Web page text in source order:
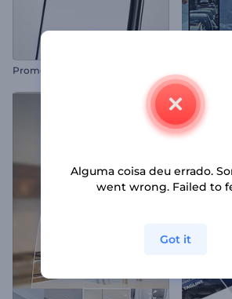
Alguma coisa deu errado.
went wrong. Failed to
Got it